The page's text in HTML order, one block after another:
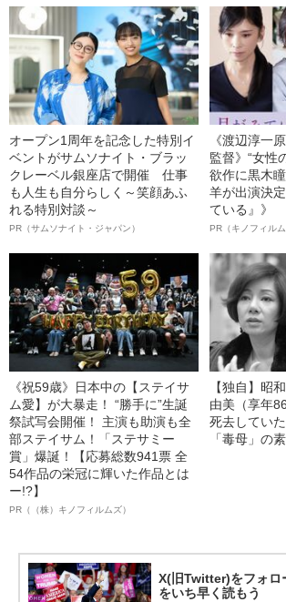
オープン1周年を記念した特別イ
ベントがサムソナイト・ブラッ
クレーベル銀座店で開催 仕事
も人生も自分らしく～笑顔あふ
れる特別対談～
PR（サムソナイト・ジャパン）
《渡辺淳一
監督》“女性
欲作に黒木
羊が出演決
ている』》
PR（キノフィルム
《祝59歳》日本中の【ステイサ
ム愛】が大暴走！ “勝手に”生誕
祭試写会開催！ 主演も助演も全
部ステイサム！「ステサミー
賞」爆誕！【応募総数941票 全
54作品の栄冠に輝いた作品とは
ー!?】
PR（（株）キノフィルムズ）
【独自】昭
由美（享年
死去してい
「毒母」の
X(旧Twitter)をフォロ
をいち早く読もう